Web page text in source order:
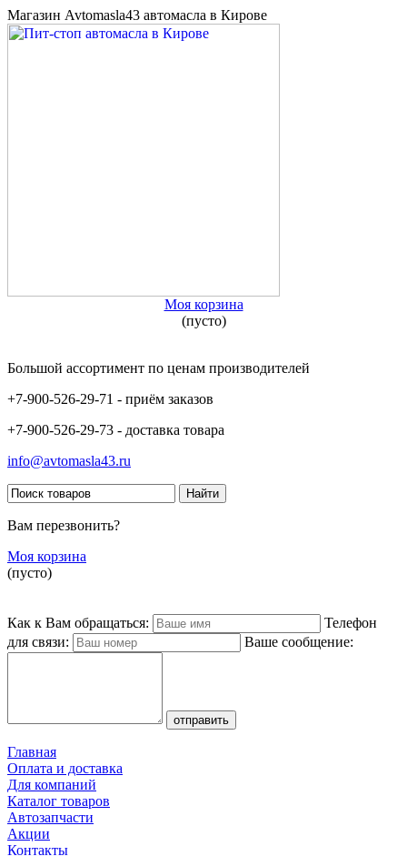
Магазин Avtomasla43 автомасла в Кирове
Моя корзина
(пусто)
Большой ассортимент по ценам производителей
+7-900-526-29-71 - приём заказов
+7-900-526-29-73 - доставка товара
info@avtomasla43.ru
Вам перезвонить?
Моя корзина
(пусто)
Как к Вам обращаться:
Телефон
для связи:
Ваше сообщение:
Главная
Оплата и доставка
Для компаний
Каталог товаров
Автозапчасти
Акции
Контакты